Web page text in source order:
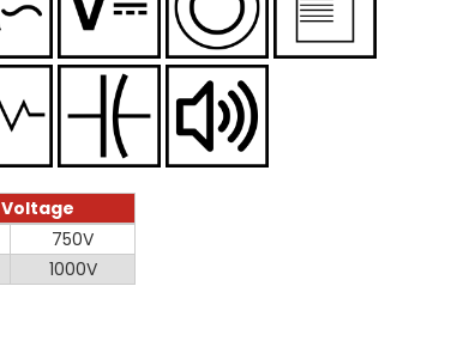
Voltage
750V
1000V